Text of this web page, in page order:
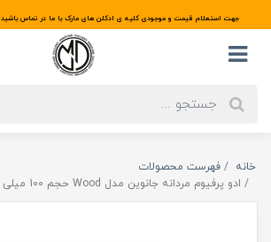
جهت استعلام قیمت و موجودی کلیه ی ادکلن های مارک با ما در تماس باشید
خانه
فهرست محصولات
ادو پرفیوم مردانه جانوین مدل Wood حجم 100 میلی لیتر